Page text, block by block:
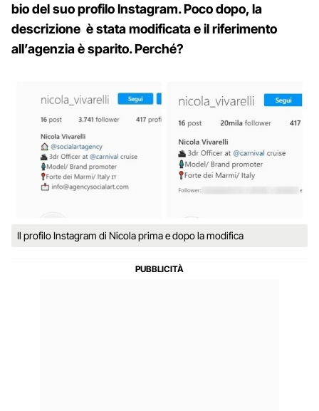
bio del suo profilo Instagram. Poco dopo, la
descrizione è stata modificata e il riferimento
all’agenzia è sparito. Perché?
Il profilo Instagram di Nicola prima e dopo la modifica